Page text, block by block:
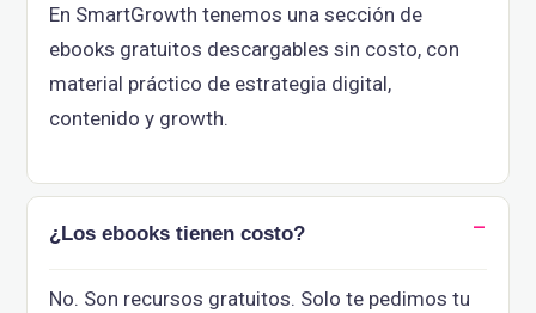
En SmartGrowth tenemos una sección de
ebooks gratuitos descargables sin costo, con
material práctico de estrategia digital,
contenido y growth.
¿Los ebooks tienen costo?
No. Son recursos gratuitos. Solo te pedimos tu